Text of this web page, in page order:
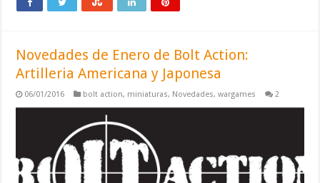
Novedades de Enero de Bolt Action:
Artilleria Americana y Japonesa
06/01/2016 bolt action, miniaturas, Novedades,wargames 2